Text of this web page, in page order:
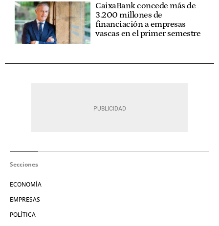
CaixaBank concede más de
3.200 millones de
financiación a empresas
vascas en el primer semestre
Secciones
ECONOMÍA
EMPRESAS
POLÍTICA